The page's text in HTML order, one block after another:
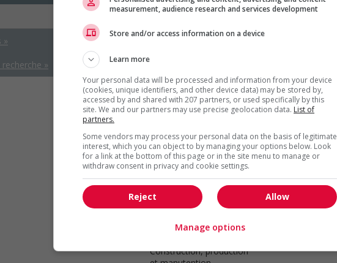
»
»
et manutention
Construction, production
et manutention
Saint-Gédéon-de-Beauce , QC
Génie,
biopharmaceutique,
scientifiques
Formateur(trice) de production
Saint-Gédéon-de-Beauce
Construction, production
measurement, audience research and services development
Store and/or access information on a device
Learn more
Your personal data will be processed and information from your device
(cookies, unique identifiers, and other device data) may be stored by,
accessed by and shared with 207 partners, or used specifically by this
site. We and our partners may use precise geolocation data. List of
partners.
Some vendors may process your personal data on the basis of legitimate
interest, which you can object to by managing your options below. Look
for a link at the bottom of this page or in the site menu to manage or
withdraw consent in privacy and cookie settings.
Allow
Reject
Manage options